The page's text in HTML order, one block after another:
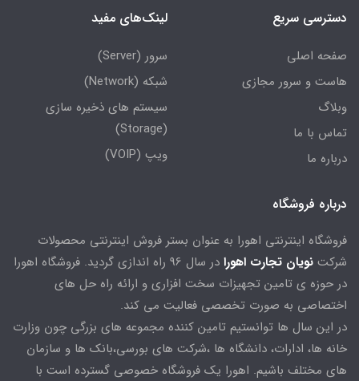
دسترسی سریع
صفحه اصلی
هاست و سرور مجازی
وبلاگ
تماس با ما
درباره ما
لینک‌های مفید
سرور (Server)
شبکه (Network)
سیستم های ذخیره سازی
(Storage)
ویپ (VOIP)
درباره فروشگاه
فروشگاه اینترنتی اهورا به عنوان بستر فروش اینترنتی محصولات
شرکت نویان تجارت اهورا
در سال 96 راه اندازی گردید. فروشگاه اهورا
در حوزه ی تامین تجهیزات سخت افزاری و ارائه راه حل های
اختصاصی به صورت تخصصی فعالیت می کند.
در این سال ها توانستیم تامین کننده مجموعه های بزرگی چون وزارت
خانه ها، ادارات، دانشگاه ها ،شرکت های بورسی،بانک ها و سازمان
های مختلف باشیم. اهورا یک فروشگاه خصوصی گسترده است با